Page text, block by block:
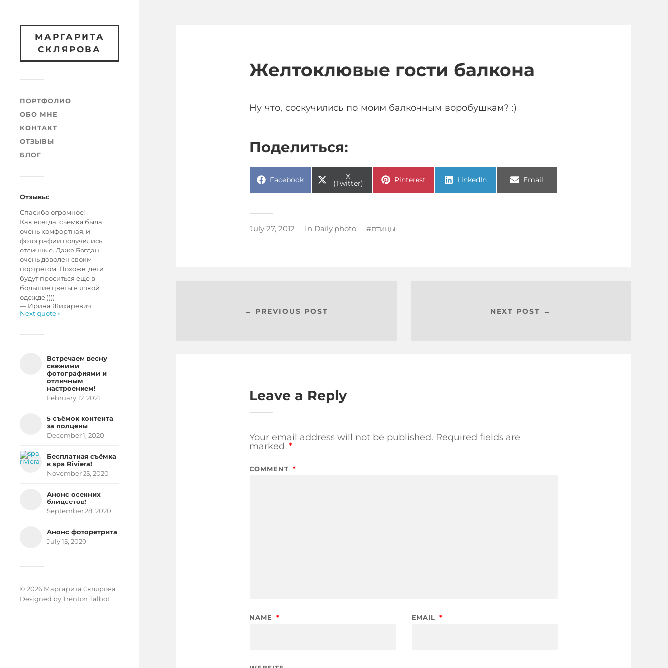
МАРГАРИТА
СКЛЯРОВА
ПОРТФОЛИО
ОБО МНЕ
КОНТАКТ
ОТЗЫВЫ
БЛОГ
Отзывы:
Спасибо огромное!
Как всегда, съемка была
очень комфортная, и
фотографии получились
отличные. Даже Богдан
очень доволен своим
портретом. Похоже, дети
будут проситься еще в
большие цветы в яркой
одежде ))))
— Ирина Жихаревич
Next quote »
Встречаем весну
свежими
фотографиями и
отличным
настроением!
February 12, 2021
5 съёмок контента
за полцены
December 1, 2020
Бесплатная съёмка
в spa Riviera!
November 25, 2020
Анонс осенних
блицсетов!
September 28, 2020
Анонс фоторетрита
July 15, 2020
© 2026 Маргарита Склярова
Designed byTrenton Talbot
Желтоклювые гости балкона
Ну что, соскучились по моим балконным воробушкам? :)
Поделиться:
Facebook X
(Twitter) Pinterest LinkedIn Email
July 27, 2012 In Daily photo птицы
← PREVIOUS POST NEXT POST →
Leave a Reply
Your email address will not be published. Required fields are
marked *
COMMENT *
NAME * EMAIL *